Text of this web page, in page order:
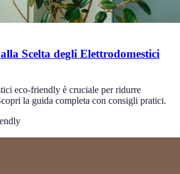
Scelta degli Elettrodomestici
eco-friendly è cruciale per ridurre
la guida completa con consigli pratici.